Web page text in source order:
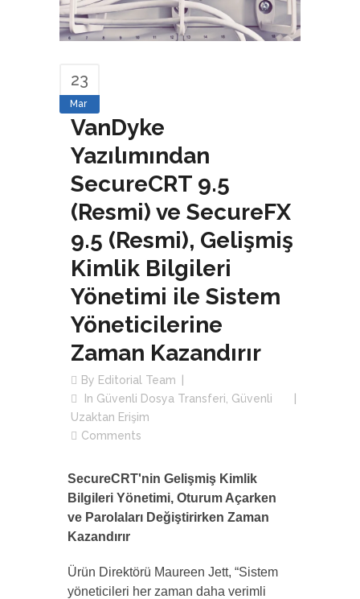
23
Mar
VanDyke
Yazılımından
SecureCRT 9.5
(Resmi) ve SecureFX
9.5 (Resmi), Gelişmiş
Kimlik Bilgileri
Yönetimi ile Sistem
Yöneticilerine
Zaman Kazandırır
By Editorial Team
In Güvenli Dosya Transferi Güvenli
Uzaktan Erişim
Comments
SecureCRT'nin Gelişmiş Kimlik
Bilgileri Yönetimi, Oturum Açarken
ve Parolaları Değiştirirken Zaman
Kazandırır
Ürün Direktörü Maureen Jett, “Sistem
yöneticileri her zaman daha verimli